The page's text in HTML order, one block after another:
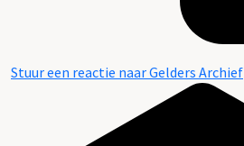
Stuur een reactie naar Gelders Archief